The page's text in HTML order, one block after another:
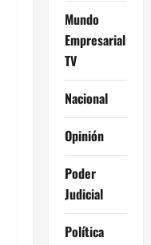
Mundo
Empresarial
TV
Nacional
Opinión
Poder
Judicial
Política